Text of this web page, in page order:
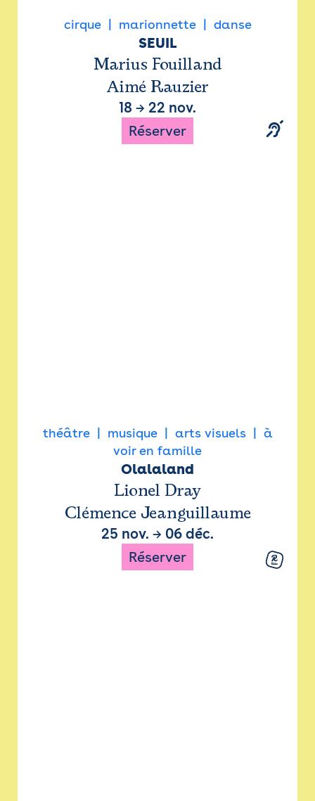
cirque marionnette danse
SEUIL
Marius Fouilland
Aimé Rauzier
18 → 22 nov.
Réserver
théâtre musique arts visuels
à
voir en famille
Olalaland
Lionel Dray
Clémence Jeanguillaume
25 nov. → 06 déc.
Réserver